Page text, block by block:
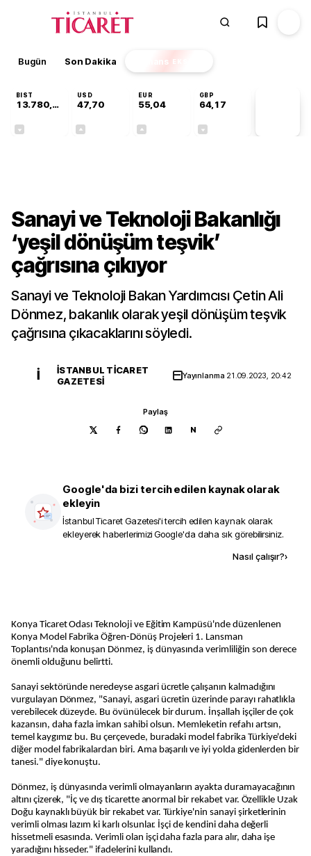
Bugün Son Dakika Finans EKSTRA
BIST
13.780,94
USD
47,70
EUR
55,04
GBP
64,17
Sanayi ve Teknoloji Bakanlığı
‘yeşil dönüşüm teşvik’
çağrısına çıkıyor
Sanayi ve Teknoloji Bakan Yardımcısı Çetin Ali
Dönmez, bakanlık olarak yeşil dönüşüm teşvik
çağrısına çıkacaklarını söyledi.
İ
İSTANBUL TICARET
GAZETESI
Yayınlanma 21.09.2023, 20:42
Paylaş
N
Google'da bizi tercih edilen kaynak olarak
ekleyin
İstanbul Ticaret Gazetesi'i tercih edilen kaynak olarak
ekleyerek haberlerimizi Google'da daha sık görebilirsiniz.
Nasıl çalışır?›
Konya Ticaret Odası Teknoloji ve Eğitim Kampüsü'nde düzenlenen
Konya Model Fabrika Öğren-Dönüş Projeleri 1. Lansman
Toplantısı'nda konuşan Dönmez, iş dünyasında verimliliğin son derece
önemli olduğunu belirtti.
Sanayi sektöründe neredeyse asgari ücretle çalışanın kalmadığını
vurgulayan Dönmez, "Sanayi, asgari ücretin üzerinde parayı rahatlıkla
verebilecek düzeyde. Bu övünülecek bir durum. İnşallah işçiler de çok
kazansın, daha fazla imkan sahibi olsun. Memleketin refahı artsın,
temel kaygımız bu. Bu çerçevede, buradaki model fabrika Türkiye'deki
diğer model fabrikalardan biri. Ama başarılı ve iyi yolda gidenlerden bir
tanesi." diye konuştu.
Dönmez, iş dünyasında verimli olmayanların ayakta duramayacağının
altını çizerek, "İç ve dış ticarette anormal bir rekabet var. Özellikle Uzak
Doğu kaynaklı büyük bir rekabet var. Türkiye'nin sanayi şirketlerinin
verimli olması lazım ki karlı olsunlar. İşçi de kendini daha değerli
hissetmeli esasında. Verimli olan işçi daha fazla para alır, daha işe
yaradığını hisseder." ifadelerini kullandı.